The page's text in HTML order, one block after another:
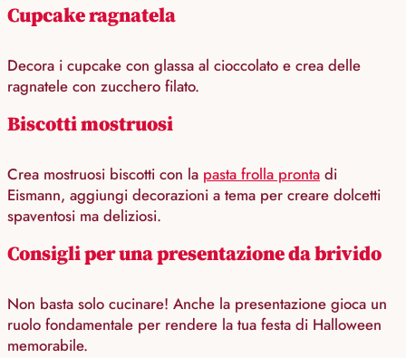
Cupcake ragnatela
Decora i cupcake con glassa al cioccolato e crea delle
ragnatele con zucchero filato.
Biscotti mostruosi
Crea mostruosi biscotti con la pasta frolla pronta di
Eismann, aggiungi decorazioni a tema per creare dolcetti
spaventosi ma deliziosi.
Consigli per una presentazione da brivido
Non basta solo cucinare! Anche la presentazione gioca un
ruolo fondamentale per rendere la tua festa di Halloween
memorabile.